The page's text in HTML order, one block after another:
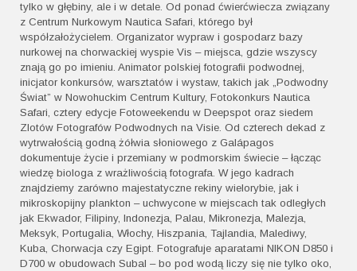
tylko w głębiny, ale i w detale. Od ponad ćwierćwiecza związany
z Centrum Nurkowym Nautica Safari, którego był
współzałożycielem. Organizator wypraw i gospodarz bazy
nurkowej na chorwackiej wyspie Vis – miejsca, gdzie wszyscy
znają go po imieniu. Animator polskiej fotografii podwodnej,
inicjator konkursów, warsztatów i wystaw, takich jak „Podwodny
Świat” w Nowohuckim Centrum Kultury, Fotokonkurs Nautica
Safari, cztery edycje Fotoweekendu w Deepspot oraz siedem
Zlotów Fotografów Podwodnych na Visie. Od czterech dekad z
wytrwałością godną żółwia słoniowego z Galápagos
dokumentuje życie i przemiany w podmorskim świecie – łącząc
wiedzę biologa z wrażliwością fotografa. W jego kadrach
znajdziemy zarówno majestatyczne rekiny wielorybie, jak i
mikroskopijny plankton – uchwycone w miejscach tak odległych
jak Ekwador, Filipiny, Indonezja, Palau, Mikronezja, Malezja,
Meksyk, Portugalia, Włochy, Hiszpania, Tajlandia, Malediwy,
Kuba, Chorwacja czy Egipt. Fotografuje aparatami NIKON D850 i
D700 w obudowach Subal – bo pod wodą liczy się nie tylko oko,